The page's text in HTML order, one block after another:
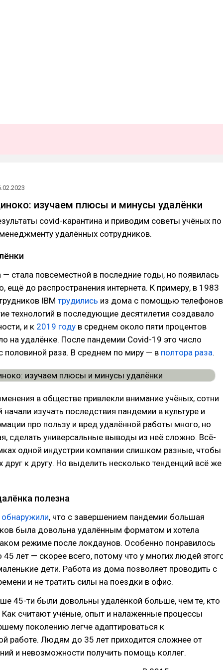
изучаем плюсы и минусы удалёнки
covid-карантина и приводим советы учёных по
удалённых сотрудников.
стала повсеместной в последние годы, но появилась
ещё до распространения интернета. К примеру, в 1983
IBM трудились из дома с помощью телефонов
технологий в последующие десятилетия создавало
и к 2019 году в среднем около пяти процентов
на удалёнке. После пандемии Covid-19 это число
половиной раза. В среднем по миру — в полтора раза.
в обществе привлекли внимание учёных, сотни
начали изучать последствия пандемии в культуре и
про пользу и вред удалённой работы много, но
сделать универсальные выводы из неё сложно. Всё-
одной индустрии компании слишком разные, чтобы
друг к другу. Но выделить несколько тенденций всё же
полезна
обнаружили, что с завершением пандемии большая
была довольна удалённым форматом и хотела
режиме после локдаунов. Особенно понравилось
лет — скорее всего, потому что у многих людей
дети. Работа из дома позволяет проводить с
и не тратить силы на поездки в офис.
45-ти были довольны удалёнкой больше, чем те, кто
считают учёные, опыт и налаженные процессы
поколению легче адаптироваться к
работе. Людям до 35 лет приходится сложнее от
и невозможности получить помощь коллег.